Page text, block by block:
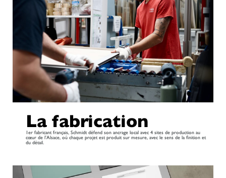
La fabrication
1er fabricant français, Schmidt défend son ancrage local avec 4 sites de production au
cœur de l’Alsace, où chaque projet est produit sur mesure, avec le sens de la finition et
du détail.